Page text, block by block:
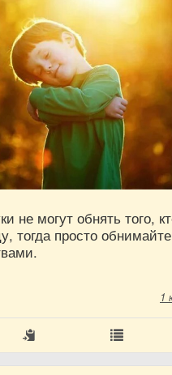
не могут обнять того,
тогда просто
1